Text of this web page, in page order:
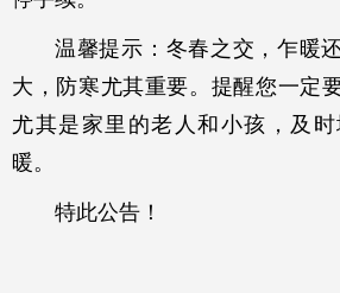
温馨提示：冬春之交，乍暖
大，防寒尤其重要。提醒您一定
尤其是家里的老人和小孩，及
暖。
特此公告！